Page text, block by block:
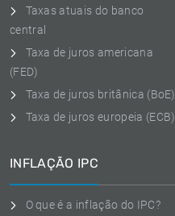
Taxas atuais do banco
central
Taxa de juros americana
(FED)
Taxa de juros britânica (BoE)
Taxa de juros europeia (ECB)
INFLAÇÃO IPC
O que é a inflação do IPC?